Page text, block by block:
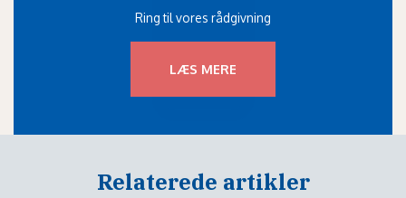
Ring til vores rådgivning
LÆS MERE
Relaterede artikler